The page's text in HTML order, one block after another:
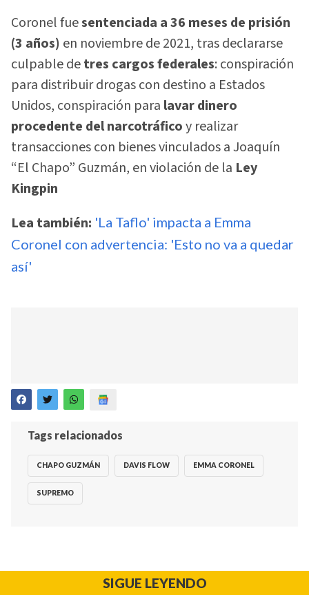
Coronel fuesentenciada a 36 meses de prisión
(3 años) en noviembre de 2021, tras declararse
culpable detres cargos federales: conspiración
para distribuir drogas con destino a Estados
Unidos, conspiración para lavar dinero
procedente del narcotráficoy realizar
transacciones con bienes vinculados a Joaquín
“El Chapo” Guzmán, en violación de la Ley
Kingpin
Lea también: 'La Taflo' impacta a Emma
Coronel con advertencia: 'Esto no va a quedar
así'
Tags relacionados
CHAPO GUZMÁN DAVIS FLOW EMMA CORONEL
SUPREMO
SIGUE LEYENDO